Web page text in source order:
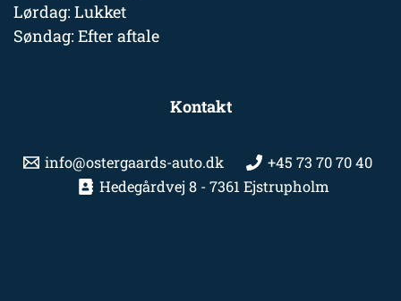
Lørdag: Lukket
Søndag: Efter aftale
Kontakt
info@ostergaards-auto.dk
+45 73 70 70 40
Hedegårdvej 8 - 7361 Ejstrupholm